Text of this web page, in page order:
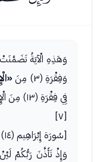
وَهَذِهِ الْآيَةُ تَضَمَّنَتْ
وَفِقْرَةِ (٣) مِنَ
فِي فِقْرَةِ (١٣) مِنَ الْإِصْحَاحِ (٢٦) مِنْ
[٧]
[سُورَة إِبْرَاهِيم (١٤) : آيَة ٧]
وَإِذْ تَأَذَّنَ رَبُّكُمْ